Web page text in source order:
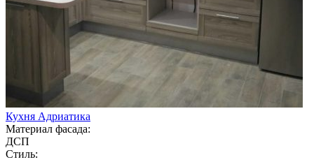
Кухня Адриатика
Материал фасада:
ДСП
Стиль: